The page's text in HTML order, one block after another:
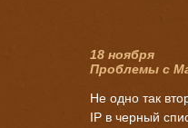
18 ноября
Проблемы с
Не одно так
IP в черный